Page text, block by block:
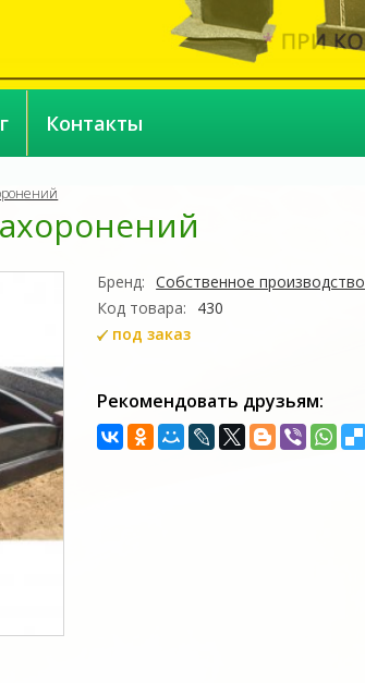
Контакты
Бренд: Собственное производство
Код товара:
430
под заказ
Рекомендовать друзьям: